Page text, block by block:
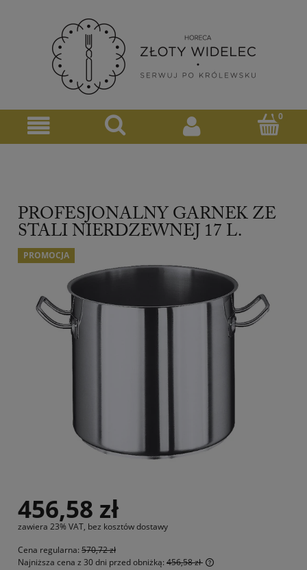
PROFESJONALNY GARNEK ZE
STALI NIERDZEWNEJ 17 L.
PROMOCJA
456,58 zł
zawiera 23% VAT, bez kosztów dostawy
Cena regularna: 570,72 zł
Najniższa cena z 30 dni przed obniżką: 456,58 zł